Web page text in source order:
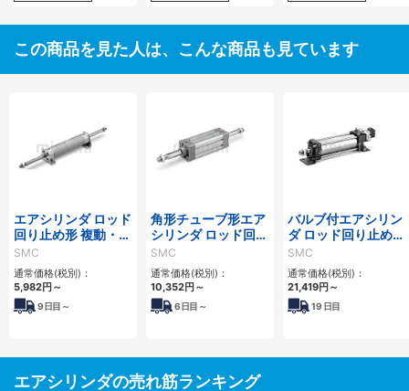
この商品を見た人は、こんな商品も見ています
エアシリンダ ロッド
回り止め形 複動・両
ロッド CG1KWシリ
ーズ
SMC
通常価格(税別)：
5,982円 ～
9日目～
角形チューブ形エア
シリンダ ロッド回り
止め形 複動・片ロッ
ド MB1Kシリーズ
SMC
通常価格(税別)：
10,352円 ～
6日目～
バルブ付エアシリン
ダ ロッド回り止め
形：複動 CV3Kシリ
ーズ
SMC
通常価格(税別)：
21,419円 ～
19 日目
エアシリンダの売れ筋ランキング